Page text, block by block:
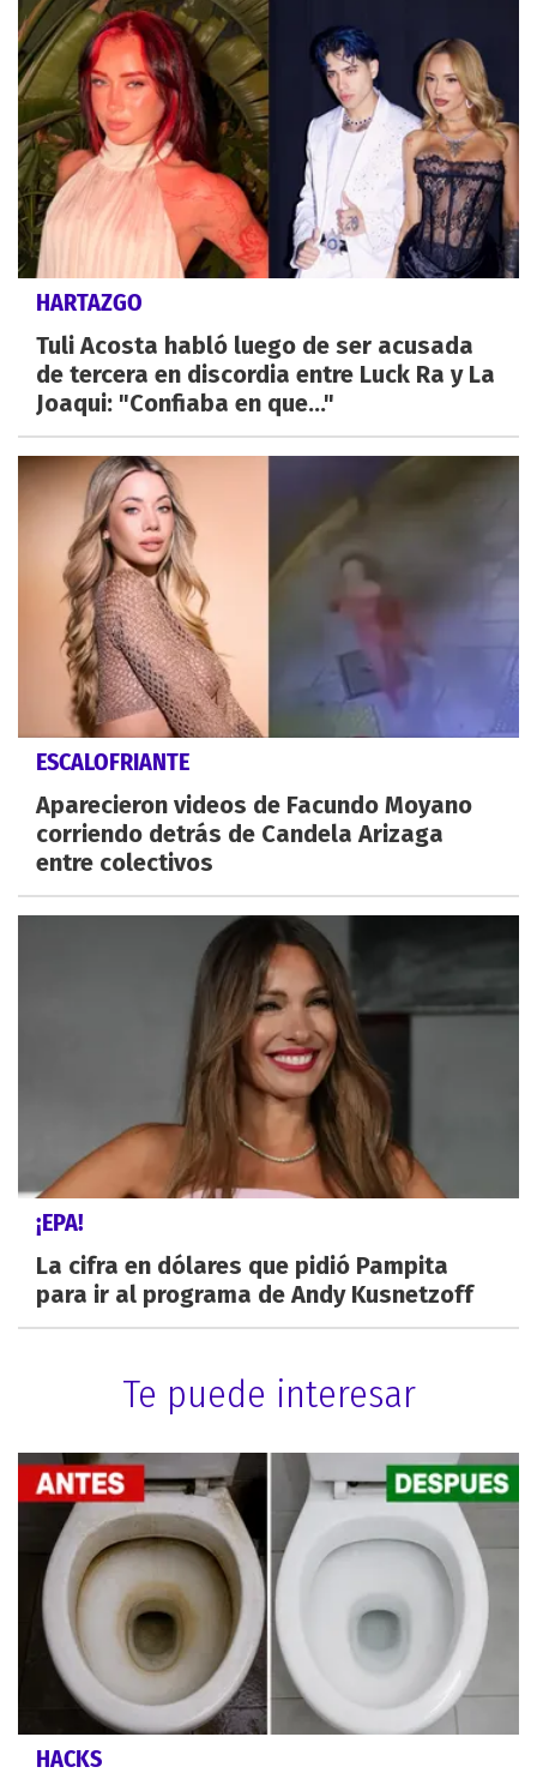
HARTAZGO
Tuli Acosta habló luego de ser acusada
de tercera en discordia entre Luck Ra y La
Joaqui: "Confiaba en que..."
ESCALOFRIANTE
Aparecieron videos de Facundo Moyano
corriendo detrás de Candela Arizaga
entre colectivos
¡EPA!
La cifra en dólares que pidió Pampita
para ir al programa de Andy Kusnetzoff
Te puede interesar
HACKS